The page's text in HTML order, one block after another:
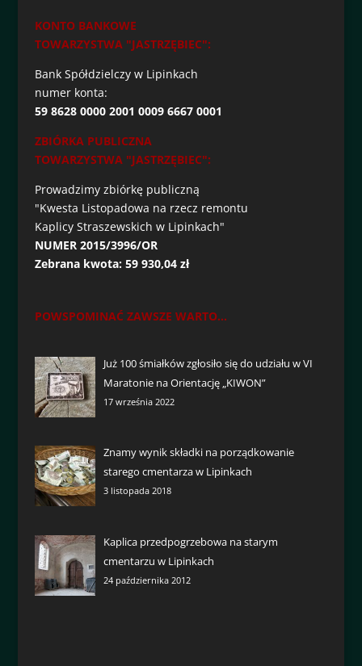
KONTO BANKOWE
TOWARZYSTWA "JASTRZĘBIEC":
Bank Spółdzielczy w Lipinkach
numer konta:
59 8628 0000 2001 0009 6667 0001
ZBIÓRKA PUBLICZNA
TOWARZYSTWA "JASTRZĘBIEC":
Prowadzimy zbiórkę publiczną
"Kwesta Listopadowa na rzecz remontu
Kaplicy Straszewskich w Lipinkach"
NUMER 2015/3996/OR
Zebrana kwota: 59 930,04 zł
POWSPOMINAĆ ZAWSZE WARTO...
Już 100 śmiałków zgłosiło się do udziału w VI
Maratonie na Orientację „KIWON”
17 września 2022
Znamy wynik składki na porządkowanie
starego cmentarza w Lipinkach
3 listopada 2018
Kaplica przedpogrzebowa na starym
cmentarzu w Lipinkach
24 października 2012